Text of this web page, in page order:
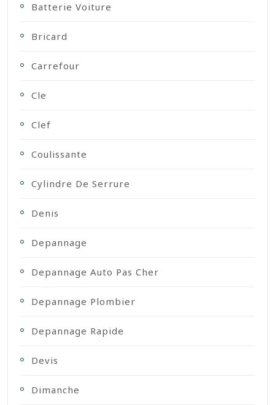
Batterie Voiture
Bricard
Carrefour
Cle
Clef
Coulissante
Cylindre De Serrure
Denis
Depannage
Depannage Auto Pas Cher
Depannage Plombier
Depannage Rapide
Devis
Dimanche